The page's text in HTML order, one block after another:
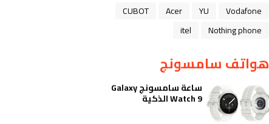
Vodafone
YU
Acer
CUBOT
Nothing phone
itel
هواتف سامسونج
ساعة سامسونج Galaxy
Watch 9 الذكية